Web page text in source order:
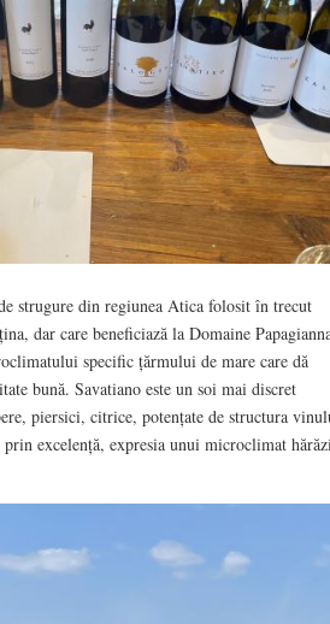
strugure din regiunea Atica folosit în trecut
dar care beneficiază la Domaine
specific țărmului de mare care dă
bună. Savatiano este un soi mai discret
piersici, citrice, potențate de structura
excelență, expresia unui microclimat